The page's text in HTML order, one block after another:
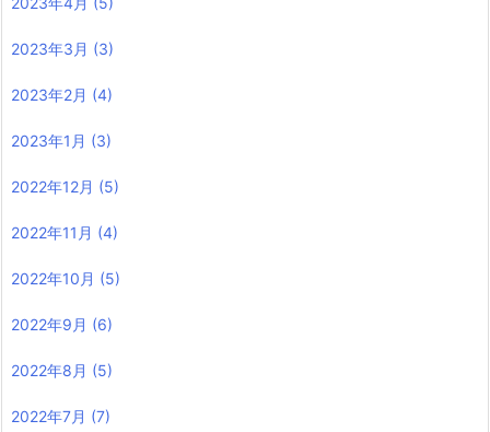
2023年3月 (3)
2023年2月 (4)
2023年1月 (3)
2022年12月 (5)
2022年11月 (4)
2022年10月 (5)
2022年9月 (6)
2022年8月 (5)
2022年7月 (7)